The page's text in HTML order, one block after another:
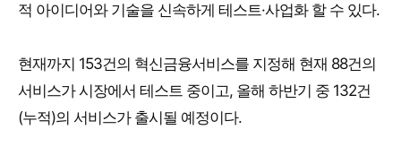
적 아이디어와 기술을 신속하게 테스트·사업화 할 수 있다.
현재까지 153건의 혁신금융서비스를 지정해 현재 88건의
서비스가 시장에서 테스트 중이고, 올해 하반기 중 132건
(누적)의 서비스가 출시될 예정이다.